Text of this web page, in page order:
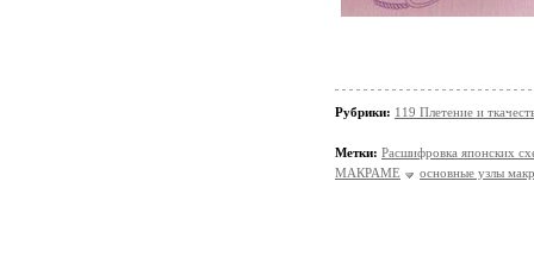
Рубрики: 119 Плетение и
Метки: Расшифровка японских
МАКРАМЕ
основные узлы